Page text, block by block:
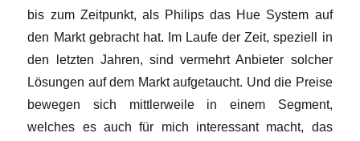
bis zum Zeitpunkt, als Philips das Hue System auf
den Markt gebracht hat. Im Laufe der Zeit, speziell in
den letzten Jahren, sind vermehrt Anbieter solcher
Lösungen auf dem Markt aufgetaucht. Und die Preise
bewegen sich mittlerweile in einem Segment,
welches es auch für mich interessant macht, das